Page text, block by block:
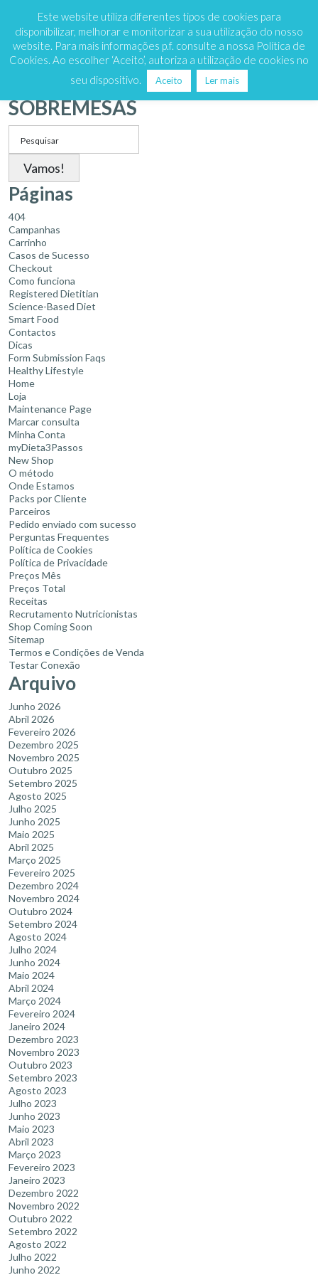
808 200 333 Marque já
Categoria de Receita:
SOBREMESAS
for:
Páginas
404
Campanhas
Carrinho
Casos de Sucesso
Checkout
Como funciona
Registered Dietitian
Science-Based Diet
Smart Food
Contactos
Dicas
Form Submission Faqs
Healthy Lifestyle
Home
Loja
Maintenance Page
Marcar consulta
Minha Conta
myDieta3Passos
New Shop
O método
Onde Estamos
Packs por Cliente
Parceiros
Pedido enviado com sucesso
Perguntas Frequentes
Política de Cookies
Política de Privacidade
Preços Mês
Preços Total
Receitas
Recrutamento Nutricionistas
Shop Coming Soon
Sitemap
Termos e Condições de Venda
Testar Conexão
Arquivo
Junho 2026
Abril 2026
Fevereiro 2026
Dezembro 2025
Novembro 2025
Outubro 2025
Setembro 2025
Agosto 2025
Julho 2025
Junho 2025
Maio 2025
Abril 2025
Março 2025
Fevereiro 2025
Dezembro 2024
Novembro 2024
Outubro 2024
Setembro 2024
Agosto 2024
Julho 2024
Junho 2024
Maio 2024
Abril 2024
Março 2024
Fevereiro 2024
Janeiro 2024
Dezembro 2023
Novembro 2023
Outubro 2023
Setembro 2023
Agosto 2023
Julho 2023
Junho 2023
Maio 2023
Abril 2023
Março 2023
Fevereiro 2023
Janeiro 2023
Dezembro 2022
Novembro 2022
Outubro 2022
Setembro 2022
Agosto 2022
Julho 2022
Junho 2022
Este website utiliza diferentes tipos de cookies para
disponibilizar, melhorar e monitorizar a sua utilização do nosso
website. Para mais informações p.f. consulte a nossa Política de
Cookies. Ao escolher ‘Aceito’, autoriza a utilização de cookies no
seu dispositivo.
Aceito Ler mais